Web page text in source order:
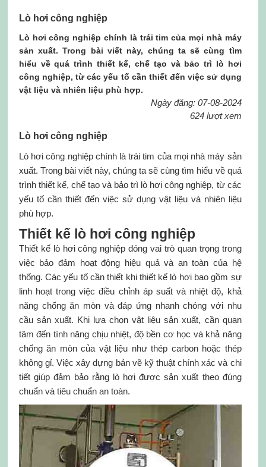
Lò hơi công nghiệp
Lò hơi công nghiệp chính là trái tim của mọi nhà máy
sản xuất. Trong bài viết này, chúng ta sẽ cùng tìm
hiểu về quá trình thiết kế, chế tạo và bảo trì lò hơi
công nghiệp, từ các yếu tố cần thiết đến việc sử dụng
vật liệu và nhiên liệu phù hợp.
Ngày đăng: 07-08-2024
624 lượt xem
Lò hơi công nghiệp
Lò hơi công nghiệp chính là trái tim của mọi nhà máy sản
xuất. Trong bài viết này, chúng ta sẽ cùng tìm hiểu về quá
trình thiết kế, chế tạo và bảo trì lò hơi công nghiệp, từ các
yếu tố cần thiết đến việc sử dụng vật liệu và nhiên liệu
phù hợp.
Thiết kế lò hơi công nghiệp
Thiết kế lò hơi công nghiệp đóng vai trò quan trọng trong
việc bảo đảm hoạt động hiệu quả và an toàn của hệ
thống. Các yếu tố cần thiết khi thiết kế lò hơi bao gồm sự
linh hoạt trong việc điều chỉnh áp suất và nhiệt độ, khả
năng chống ăn mòn và đáp ứng nhanh chóng với nhu
cầu sản xuất. Khi lựa chọn vật liệu sản xuất, cần quan
tâm đến tính năng chịu nhiệt, độ bền cơ học và khả năng
chống ăn mòn của vật liệu như thép carbon hoặc thép
không gỉ. Việc xây dựng bản vẽ kỹ thuật chính xác và chi
tiết giúp đảm bảo rằng lò hơi được sản xuất theo đúng
chuẩn và tiêu chuẩn an toàn.